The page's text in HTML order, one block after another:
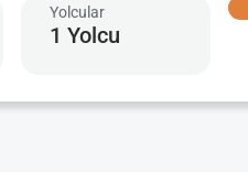
Yolcular
1 Yolcu